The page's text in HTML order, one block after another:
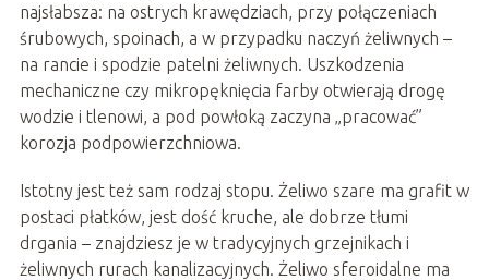
najsłabsza: na ostrych krawędziach, przy połączeniach
śrubowych, spoinach, a w przypadku naczyń żeliwnych –
na rancie i spodzie patelni żeliwnych. Uszkodzenia
mechaniczne czy mikropęknięcia farby otwierają drogę
wodzie i tlenowi, a pod powłoką zaczyna „pracować”
korozja podpowierzchniowa.
Istotny jest też sam rodzaj stopu. Żeliwo szare ma grafit w
postaci płatków, jest dość kruche, ale dobrze tłumi
drgania – znajdziesz je w tradycyjnych grzejnikach i
żeliwnych rurach kanalizacyjnych. Żeliwo sferoidalne ma